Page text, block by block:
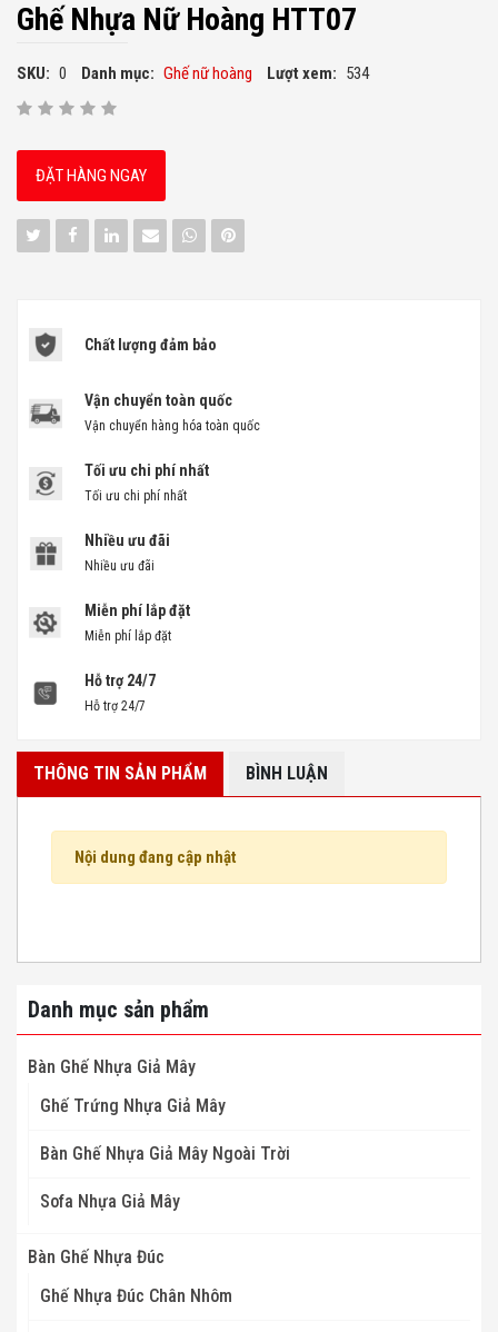
Ghế Nhựa Nữ Hoàng HTT07
SKU: 0 Danh mục: Ghế nữ hoàng Lượt xem: 534
ĐẶT HÀNG NGAY
Chất lượng đảm bảo
Vận chuyển toàn quốc
Vận chuyển hàng hóa toàn quốc
Tối ưu chi phí nhất
Tối ưu chi phí nhất
Nhiều ưu đãi
Nhiều ưu đãi
Miễn phí lắp đặt
Miễn phí lắp đặt
Hỗ trợ 24/7
Hỗ trợ 24/7
THÔNG TIN SẢN PHẨM BÌNH LUẬN
Nội dung đang cập nhật
Danh mục sản phẩm
Bàn Ghế Nhựa Giả Mây
Ghế Trứng Nhựa Giả Mây
Bàn Ghế Nhựa Giả Mây Ngoài Trời
Sofa Nhựa Giả Mây
Bàn Ghế Nhựa Đúc
Ghế Nhựa Đúc Chân Nhôm